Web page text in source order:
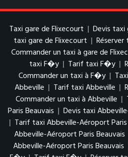
Taxi gare de Flixecourt | Devis taxi
taxi gare de Flixecourt |
Commander un taxi à gare de
taxi F�y | Tarif taxi F�y |
Commander un taxi à F�y |
Abbeville | Tarif taxi Abbeville |
Commander un taxi à Abbeville |
Paris Beauvais | Devis taxi
| Tarif taxi Abbeville-Aéroport Paris
Abbeville-Aéroport Paris Beauvais
Abbeville-Aéroport Paris Beauvais